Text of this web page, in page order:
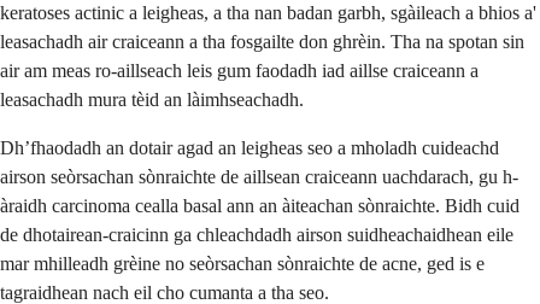
keratoses actinic a leigheas, a tha nan badan garbh, sgàileach a bhios a'
leasachadh air craiceann a tha fosgailte don ghrèin. Tha na spotan sin
air am meas ro-aillseach leis gum faodadh iad aillse craiceann a
leasachadh mura tèid an làimhseachadh.
Dh’fhaodadh an dotair agad an leigheas seo a mholadh cuideachd
airson seòrsachan sònraichte de aillsean craiceann uachdarach, gu h-
àraidh carcinoma cealla basal ann an àiteachan sònraichte. Bidh cuid
de dhotairean-craicinn ga chleachdadh airson suidheachaidhean eile
mar mhilleadh grèine no seòrsachan sònraichte de acne, ged is e
tagraidhean nach eil cho cumanta a tha seo.